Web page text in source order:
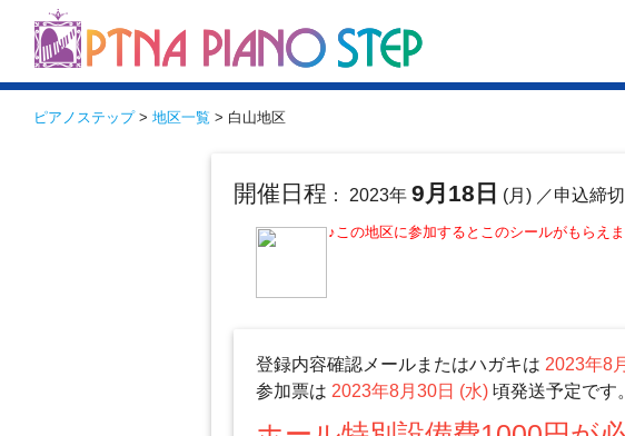
ピアノステップ> 地区一覧 > 白山地区
開催日程 ： 2023年9月18日 (月) ／申込締
♪この地区に参加するとこのシールがもらえ
登録内容確認メールまたはハガキは 2023年8
参加票は 2023年8月30日 (水)頃発送予定です。